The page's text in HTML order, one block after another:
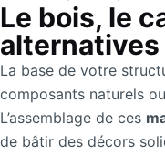
Le bois, le
alternatives
La base de votre
composants naturels
L’assemblage de ces
de bâtir des décors